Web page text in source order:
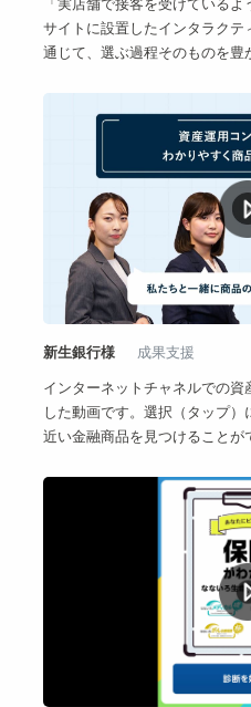
「実店舗で接客を受けている
サイトに設置したインタラク
通じて、選ぶ過程そのものを豊
新生銀行様 成果支援
インターネットチャネルでの資
した動画です。選択（タップ
近い金融商品を見つけることが